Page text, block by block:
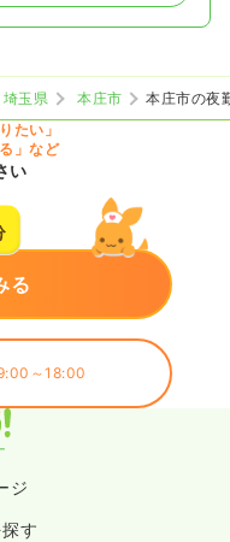
埼玉県 本庄市
本庄市の夜
たい」
」など
い
る
～18:00
ジ
す